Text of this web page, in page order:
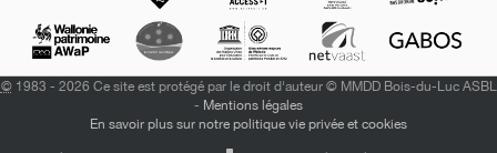
©1983 - 2026 Ce site est protégé par le droit d'auteur © MMDD Bois-du-Luc ASBL
- Mentions légales
En savoir plus sur notre politique vie privée et cookies